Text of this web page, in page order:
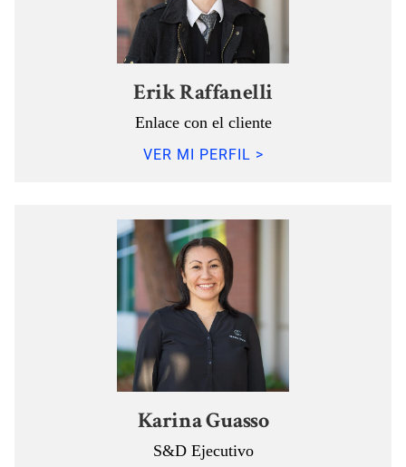
Erik Raffanelli
Enlace con el cliente
VER MI PERFIL >
Karina Guasso
S&D Ejecutivo